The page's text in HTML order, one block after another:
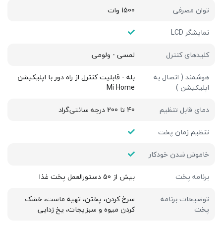
توان مصرفی
1500 وات
نمایشگر LCD
کلیدهای کنترل
لمسی - ولومی
هوشمند ( اتصال به
اپلیکیشن )
بله - قابلیت کنترل از راه دور با اپلیکیشن
Mi Home
دمای قابل تنظیم
40 تا 200 درجه سانتی‌گراد
تنظیم زمان پخت
خاموش شدن خودکار
برنامه پخت
بیش از 50 دستورالعمل پخت غذا
توضیحات برنامه
پخت
سرخ کردن، پختن، تهیه ماست، خشک
کردن میوه و سبزیجات، یخ زدایی